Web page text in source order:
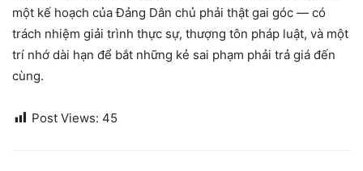
một kế hoạch của Đảng Dân chủ phải thật gai góc — có
trách nhiệm giải trình thực sự, thượng tôn pháp luật, và một
trí nhớ dài hạn để bắt những kẻ sai phạm phải trả giá đến
cùng.
Post Views: 45